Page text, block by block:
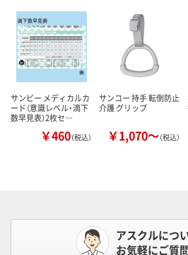
サンビー メディカルカ
ード（意識レベル・滴下
数早見表）2枚セ…
￥460（税込）
サンコー 持手 転倒防止
介護 グリップ
￥1,070～（税込）
アスクルにつ
お気軽にご質